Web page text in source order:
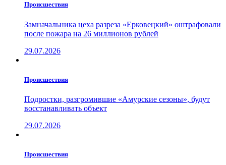
Проиcшествия
Замначальника цеха разреза «Ерковецкий» оштрафовали
после пожара на 26 миллионов рублей
29.07.2026
Проиcшествия
Подростки, разгромившие «Амурские сезоны», будут
восстанавливать объект
29.07.2026
Проиcшествия